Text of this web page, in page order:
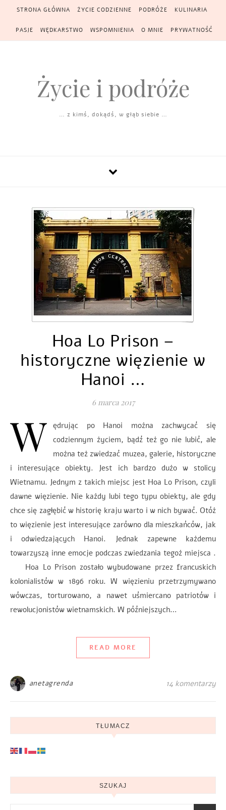
Skip to content
STRONA GŁÓWNA ŻYCIE CODZIENNE PODRÓŻE KULINARIA
PASJE WĘDKARSTWO WSPOMNIENIA O MNIE PRYWATNOŚĆ
Życie i podróże
… z kimś, dokądś, w głąb siebie …
Hoa Lo Prison –
historyczne więzienie w
Hanoi …
6 marca 2017
W ędrując po Hanoi można zachwycać się
codziennym życiem, bądź też go nie lubić, ale
można też zwiedzać muzea, galerie, historyczne
i interesujące obiekty. Jest ich bardzo dużo w stolicy
Wietnamu. Jednym z takich miejsc jest Hoa Lo Prison, czyli
dawne więzienie. Nie każdy lubi tego typu obiekty, ale gdy
chce się zagłębić w historię kraju warto i w nich bywać. Otóż
to więzienie jest interesujące zarówno dla mieszkańców, jak
i odwiedzających Hanoi. Jednak zapewne każdemu
towarzyszą inne emocje podczas zwiedzania tegoż miejsca .
Hoa Lo Prison zostało wybudowane przez francuskich
kolonialistów w 1896 roku. W więzieniu przetrzymywano
wówczas, torturowano, a nawet uśmiercano patriotów i
rewolucjonistów wietnamskich. W późniejszych…
READ MORE
anetagrenda 14 komentarzy
TŁUMACZ
SZUKAJ